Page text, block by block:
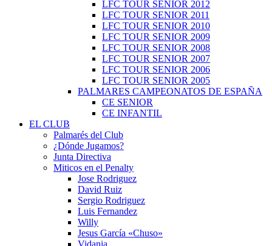
LFC TOUR SENIOR 2012
LFC TOUR SENIOR 2011
LFC TOUR SENIOR 2010
LFC TOUR SENIOR 2009
LFC TOUR SENIOR 2008
LFC TOUR SENIOR 2007
LFC TOUR SENIOR 2006
LFC TOUR SENIOR 2005
PALMARES CAMPEONATOS DE ESPAÑA
CE SENIOR
CE INFANTIL
EL CLUB
Palmarés del Club
¿Dónde Jugamos?
Junta Directiva
Miticos en el Penalty
Jose Rodriguez
David Ruiz
Sergio Rodriguez
Luis Fernandez
Willy
Jesus García «Chuso»
Vidania